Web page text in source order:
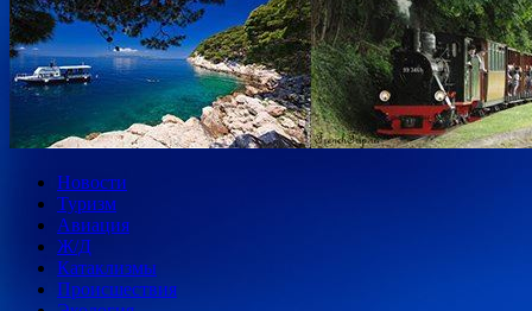
Новости
Туризм
Авиация
Ж/Д
Катаклизмы
Происшествия